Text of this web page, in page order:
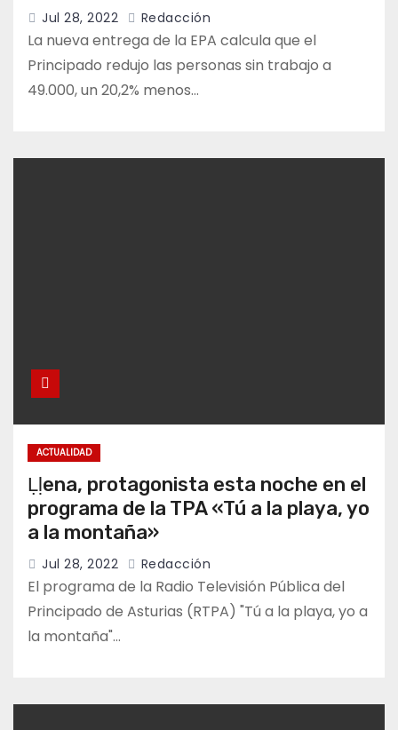
Jul 28, 2022 Redacción
La nueva entrega de la EPA calcula que el
Principado redujo las personas sin trabajo a
49.000, un 20,2% menos…
ACTUALIDAD
Ḷḷena, protagonista esta noche en el
programa de la TPA «Tú a la playa, yo
a la montaña»
Jul 28, 2022 Redacción
El programa de la Radio Televisión Pública del
Principado de Asturias (RTPA) "Tú a la playa, yo a
la montaña"…